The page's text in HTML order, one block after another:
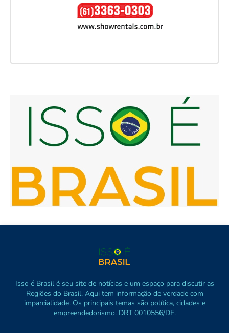
Isso é Brasil é seu site de notícias e um espaço para discutir as
Regiões do Brasil. Aqui tem informação de verdade com
imparcialidade. Os principais temas são política, cidades e
empreendedorismo. DRT 0010556/DF.